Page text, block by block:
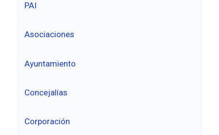
PAI
Asociaciones
Ayuntamiento
Concejalías
Corporación